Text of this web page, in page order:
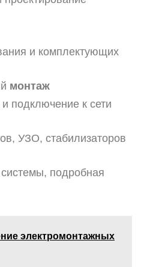
и комплектующих
монтаж
и подключение к сети
УЗО, стабилизаторов
подробная
электромонтажных